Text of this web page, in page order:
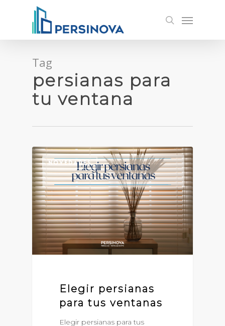
search
Menu
Tag
persianas para
tu ventana
NOVEDADES
Elegir persianas
para tus ventanas
Elegir persianas para tus